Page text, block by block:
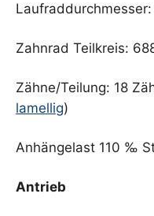
Zahnrad Teilkreis:
Zähne/Teilung: 18
lamellig)
Anhängelast 110 ‰
Antrieb